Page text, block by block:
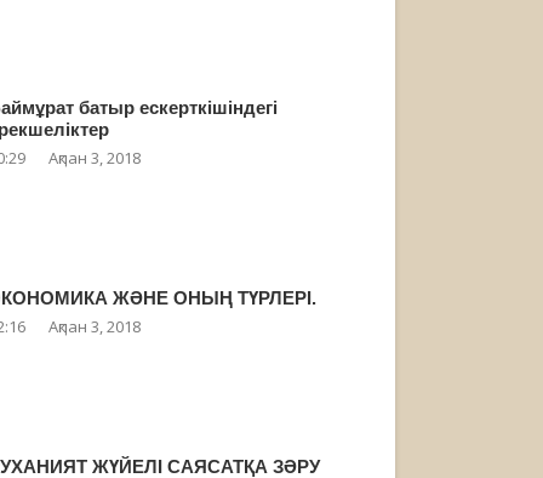
батыр ескерткішіндегі
Ақпан 3, 2018
ЖӘНЕ ОНЫҢ ТҮРЛЕРІ.
Ақпан 3, 2018
ЖҮЙЕЛІ САЯСАТҚА ЗӘРУ